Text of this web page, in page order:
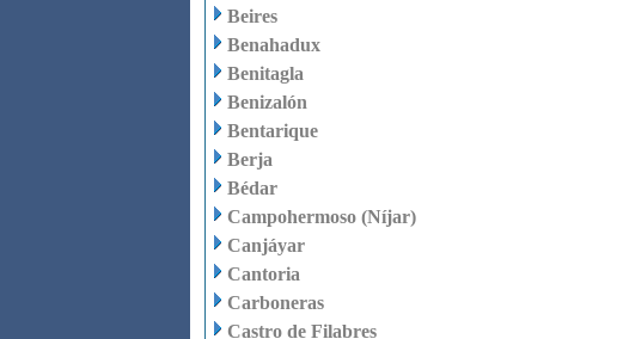
Beires
Benahadux
Benitagla
Benizalón
Bentarique
Berja
Bédar
Campohermoso (Níjar)
Canjáyar
Cantoria
Carboneras
Castro de Filabres